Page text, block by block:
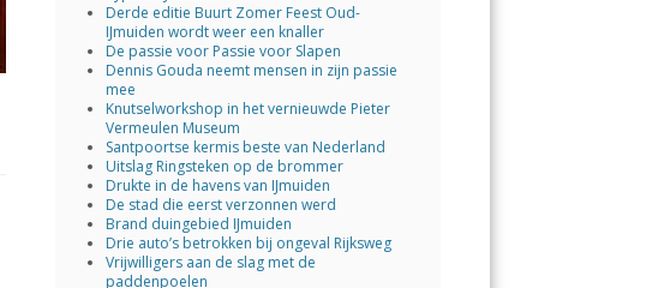
Derde editie Buurt Zomer Feest Oud-
IJmuiden wordt weer een knaller
De passie voor Passie voor Slapen
Dennis Gouda neemt mensen in zijn passie
mee
Knutselworkshop in het vernieuwde Pieter
Vermeulen Museum
Santpoortse kermis beste van Nederland
Uitslag Ringsteken op de brommer
Drukte in de havens van IJmuiden
De stad die eerst verzonnen werd
Brand duingebied IJmuiden
Drie auto’s betrokken bij ongeval Rijksweg
Vrijwilligers aan de slag met de
paddenpoelen